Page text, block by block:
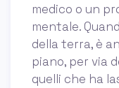
medico o un
mentale.
della terra, è
piano, per via
quelli che ha